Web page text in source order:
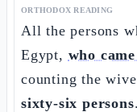
ORTHODOX READING
All the persons
Egypt, who
counting the
sixty-six persons.